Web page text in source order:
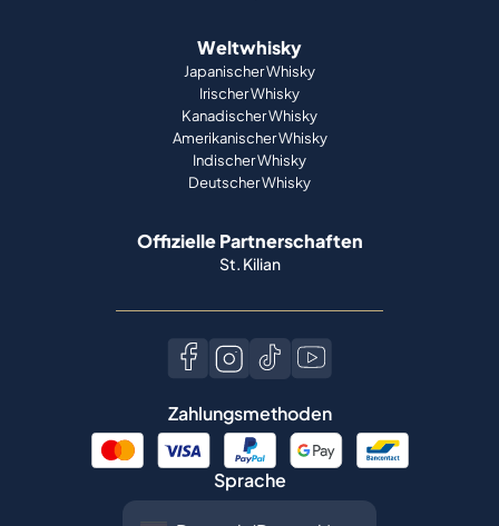
Weltwhisky
Japanischer Whisky
Irischer Whisky
Kanadischer Whisky
Amerikanischer Whisky
Indischer Whisky
Deutscher Whisky
Offizielle Partnerschaften
St. Kilian
Zahlungsmethoden
Sprache